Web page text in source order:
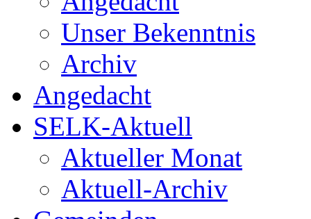
Unser Bekenntnis
Archiv
Angedacht
SELK-Aktuell
Aktueller Monat
Aktuell-Archiv